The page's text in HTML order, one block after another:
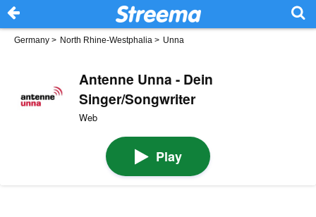
Germany > North Rhine-Westphalia > Unna
Antenne Unna - Dein
Singer/Songwriter
Web
Play